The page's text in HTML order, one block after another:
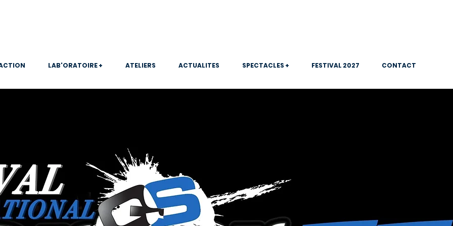
LAB'ORATOIRE + ATELIERS ACTUALITES SPECTACLES + FESTIVAL 2027 CONTACT